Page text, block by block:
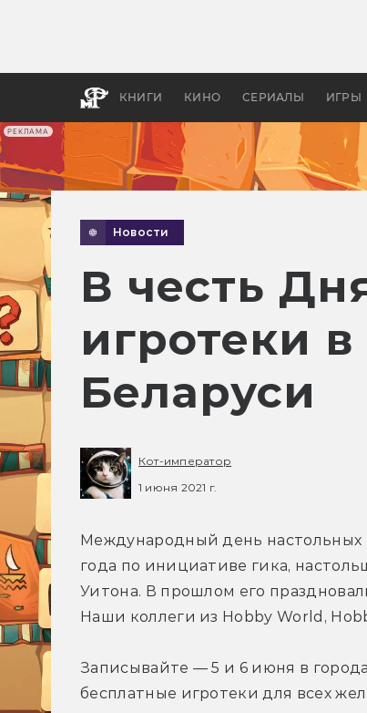
РЕКЛАМА
КНИГИ КИНО СЕРИАЛЫ ИГРЫ
Новости
В честь
игротеки
Беларуси
Кот-император
1 июня 2021 г.
Международный день настольных
года по инициативе гика,
Уитона. В прошлом его
Наши коллеги из Hobby World,
Записывайте — 5 и 6 июня в
бесплатные игротеки для всех